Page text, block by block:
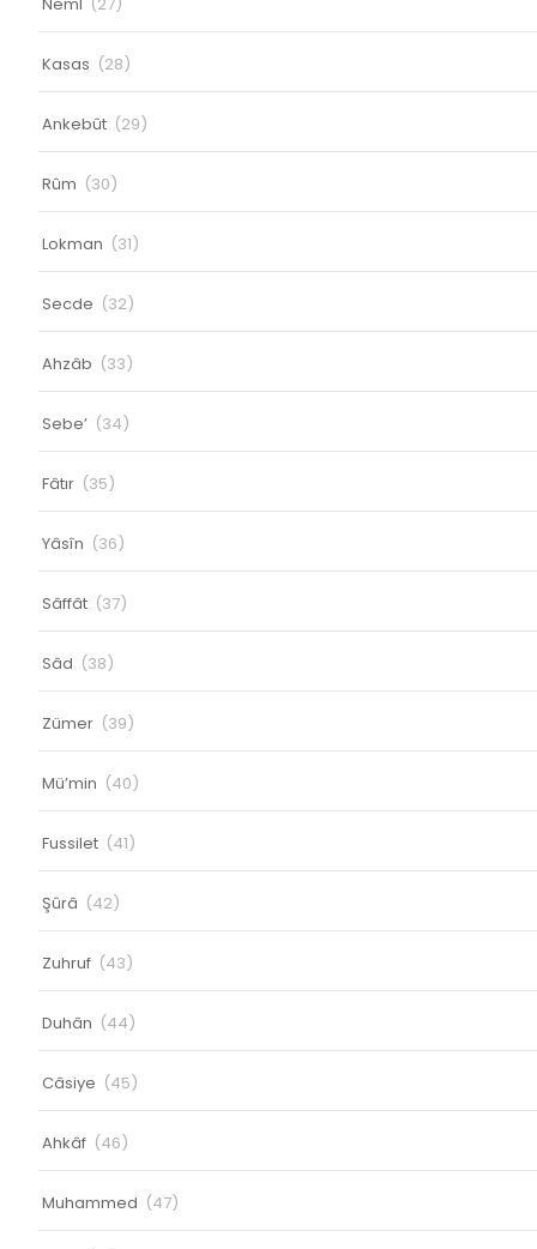
Kasas (28)
Ankebût (29)
Rûm (30)
Lokman (31)
Secde (32)
Ahzâb (33)
Sebe’ (34)
Fâtır (35)
Yâsîn (36)
Sâffât (37)
Sâd (38)
Zümer (39)
Mü’min (40)
Fussilet (41)
Şûrâ (42)
Zuhruf (43)
Duhân (44)
Câsiye (45)
Ahkâf (46)
Muhammed (47)